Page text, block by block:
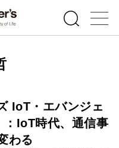
IoT・エバンジェ
：IoT時代、通信事
わる